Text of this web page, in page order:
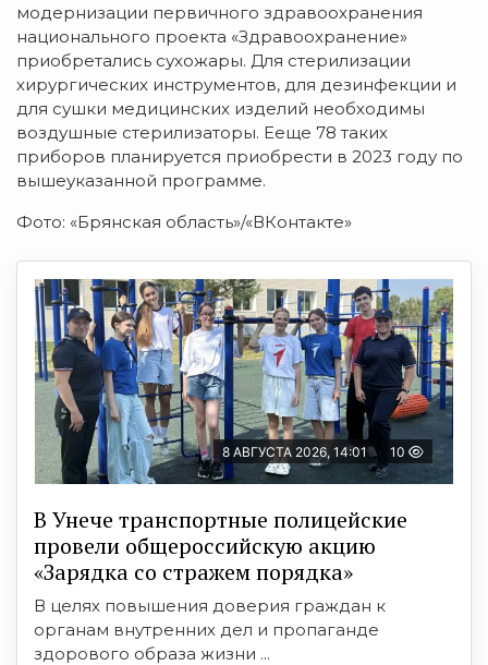
модернизации первичного здравоохранения
национального проекта «Здравоохранение»
приобретались сухожары. Для стерилизации
хирургических инструментов, для дезинфекции и
для сушки медицинских изделий необходимы
воздушные стерилизаторы. Ееще 78 таких
приборов планируется приобрести в 2023 году по
вышеуказанной программе.
Фото: «Брянская область»/«ВКонтакте»
8 АВГУСТА 2026, 14:01 10
В Унече транспортные полицейские
провели общероссийскую акцию
«Зарядка со стражем порядка»
В целях повышения доверия граждан к
органам внутренних дел и пропаганде
здорового образа жизни ...